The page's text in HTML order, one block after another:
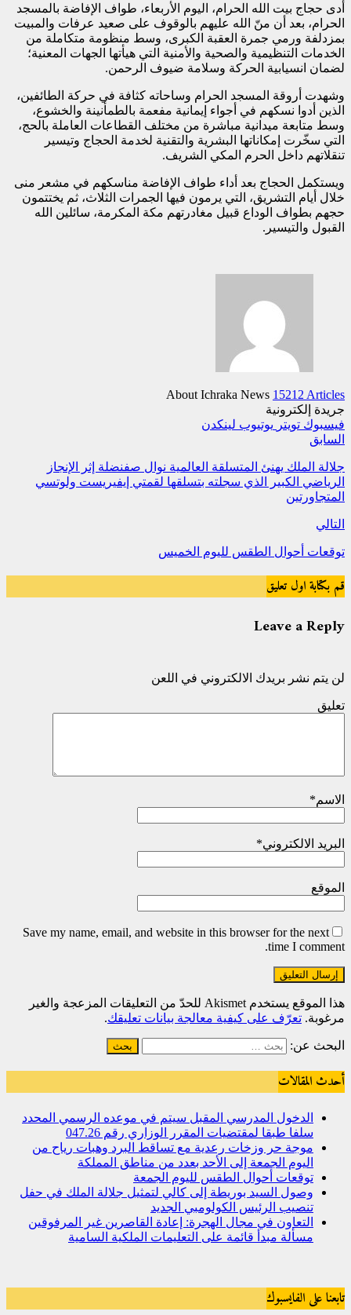
أدى حجاج بيت الله الحرام، اليوم الأربعاء، طواف الإفاضة بالمسجد
الحرام، بعد أن منّ الله عليهم بالوقوف على صعيد عرفات والمبيت
بمزدلفة ورمي جمرة العقبة الكبرى، وسط منظومة متكاملة من
الخدمات التنظيمية والصحية والأمنية التي هيأتها الجهات المعنية؛
لضمان انسيابية الحركة وسلامة ضيوف الرحمن.
وشهدت أروقة المسجد الحرام وساحاته كثافة في حركة الطائفين،
الذين أدوا نسكهم في أجواء إيمانية مفعمة بالطمأنينة والخشوع،
وسط متابعة ميدانية مباشرة من مختلف القطاعات العاملة بالحج،
التي سخّرت إمكاناتها البشرية والتقنية لخدمة الحجاج وتيسير
تنقلاتهم داخل الحرم المكي الشريف.
ويستكمل الحجاج بعد أداء طواف الإفاضة مناسكهم في مشعر منى
خلال أيام التشريق، التي يرمون فيها الجمرات الثلاث، ثم يختتمون
حجهم بطواف الوداع قبيل مغادرتهم مكة المكرمة، سائلين الله
القبول والتيسير.
About Ichraka News 15212 Articles
جريدة إلكترونية
فيسبوك تويتر يوتيوب لينكدن
السابق
جلالة الملك يهنئ المتسلقة العالمية نوال صفنضلة إثر الإنجاز
الرياضي الكبير الذي سجلته بتسلقها لقمتي إيفيريست ولوتسي
المتجاورتين
التالي
توقعات أحوال الطقس لليوم الخميس
قم بكتابة اول تعليق
Leave a Reply
لن يتم نشر بريدك الالكتروني في اللعن
تعليق
الاسم*
البريد الالكتروني*
الموقع
Save my name, email, and website in this browser for the next
time I comment.
هذا الموقع يستخدم Akismet للحدّ من التعليقات المزعجة والغير
مرغوبة. تعرّف على كيفية معالجة بيانات تعليقك.
البحث عن:
أحدث المقالات
الدخول المدرسي المقبل سیتم في موعده الرسمي المحدد
سلفا طبقا لمقتضیات المقرر الوزاري رقم 047.26
موجة حر وزخات رعدية مع تساقط البرد وهبات رياح من
اليوم الجمعة إلى الأحد بعدد من مناطق المملكة
توقعات أحوال الطقس لليوم الجمعة
وصول السيد بوريطة إلى كالي لتمثيل جلالة الملك في حفل
تنصيب الرئيس الكولومبي الجديد
التعاون في مجال الهجرة: إعادة القاصرين غير المرفوقين
مسألة مبدأ قائمة على التعليمات الملكية السامية
تابعنا على الفايسبوك